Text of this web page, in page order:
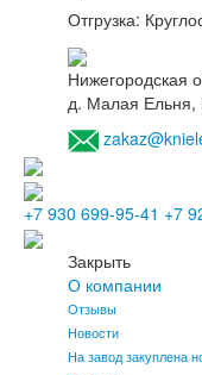
Отгрузка:
Нижегородская
д. Малая Ельня,
+7 930 699-95-41 +7
Закрыть
О компании
Отзывы
Новости
На завод закуплена